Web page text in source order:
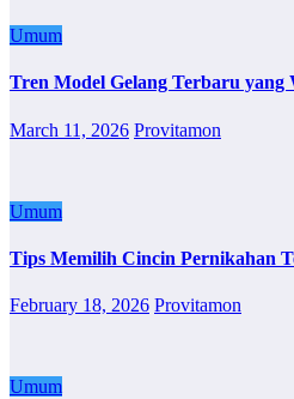
Umum
Tren Model Gelang Terbaru
March 11, 2026 Provitamon
Umum
Tips Memilih Cincin Pernikahan
February 18, 2026 Provitamon
Umum